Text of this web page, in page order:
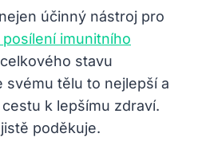
účinný​ nástroj pro
‍posílení imunitního
‌stavu
svému ​tělu to nejlepší a
k lepšímu zdraví.
poděkuje.